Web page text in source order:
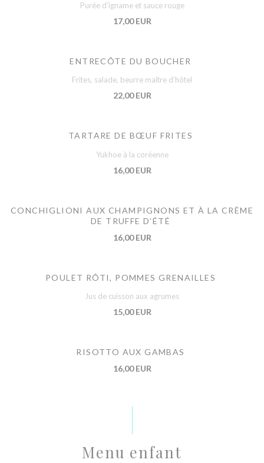
Purée d’igname et sauce rouge
17,00 EUR
ENTRECÔTE DU BOUCHER
Frites, salade, beurre maître d’hôtel
22,00 EUR
TARTARE DE BŒUF FRITES
Yukhoe à la coréenne
16,00 EUR
CONCHIGLIONI AUX CHAMPIGNONS ET À LA CRÈME
DE TRUFFE D’ÉTÉ
16,00 EUR
POULET RÔTI, POMMES GRENAILLES
Jus de cuisson aux agrumes
15,00 EUR
RISOTTO AUX GAMBAS
16,00 EUR
Menu enfant